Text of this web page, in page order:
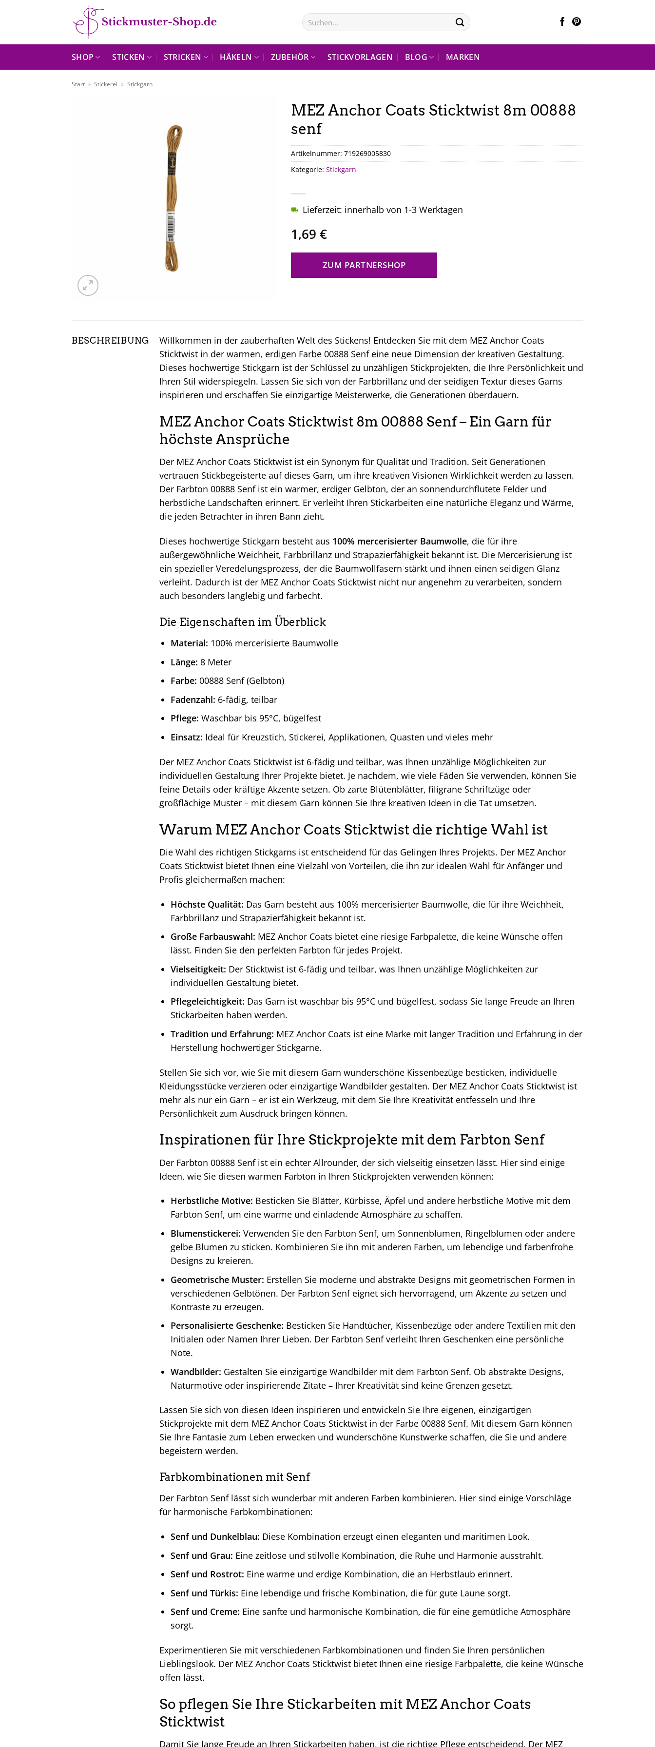
Suchen
nach:
SHOP STICKEN STRICKEN HÄKELN ZUBEHÖR STICKVORLAGEN BLOG MARKEN
Start » Stickerei » Stickgarn
MEZ Anchor Coats Sticktwist 8m 00888
senf
1,69 €
Lieferzeit: innerhalb von 1-3 Werktagen
ZUM PARTNERSHOP
Artikelnummer: 719269005830
Kategorie: Stickgarn
BESCHREIBUNG
Willkommen in der zauberhaften Welt des Stickens! Entdecken Sie mit dem MEZ Anchor Coats
Sticktwist in der warmen, erdigen Farbe 00888 Senf eine neue Dimension der kreativen Gestaltung.
Dieses hochwertige Stickgarn ist der Schlüssel zu unzähligen Stickprojekten, die Ihre Persönlichkeit und
Ihren Stil widerspiegeln. Lassen Sie sich von der Farbbrillanz und der seidigen Textur dieses Garns
inspirieren und erschaffen Sie einzigartige Meisterwerke, die Generationen überdauern.
MEZ Anchor Coats Sticktwist 8m 00888 Senf – Ein Garn für
höchste Ansprüche
Der MEZ Anchor Coats Sticktwist ist ein Synonym für Qualität und Tradition. Seit Generationen
vertrauen Stickbegeisterte auf dieses Garn, um ihre kreativen Visionen Wirklichkeit werden zu lassen.
Der Farbton 00888 Senf ist ein warmer, erdiger Gelbton, der an sonnendurchflutete Felder und
herbstliche Landschaften erinnert. Er verleiht Ihren Stickarbeiten eine natürliche Eleganz und Wärme,
die jeden Betrachter in ihren Bann zieht.
Dieses hochwertige Stickgarn besteht aus 100% mercerisierter Baumwolle, die für ihre
außergewöhnliche Weichheit, Farbbrillanz und Strapazierfähigkeit bekannt ist. Die Mercerisierung ist
ein spezieller Veredelungsprozess, der die Baumwollfasern stärkt und ihnen einen seidigen Glanz
verleiht. Dadurch ist der MEZ Anchor Coats Sticktwist nicht nur angenehm zu verarbeiten, sondern
auch besonders langlebig und farbecht.
Die Eigenschaften im Überblick
Material: 100% mercerisierte Baumwolle
Länge: 8 Meter
Farbe: 00888 Senf (Gelbton)
Fadenzahl: 6-fädig, teilbar
Pflege: Waschbar bis 95°C, bügelfest
Einsatz: Ideal für Kreuzstich, Stickerei, Applikationen, Quasten und vieles mehr
Der MEZ Anchor Coats Sticktwist ist 6-fädig und teilbar, was Ihnen unzählige Möglichkeiten zur
individuellen Gestaltung Ihrer Projekte bietet. Je nachdem, wie viele Fäden Sie verwenden, können Sie
feine Details oder kräftige Akzente setzen. Ob zarte Blütenblätter, filigrane Schriftzüge oder
großflächige Muster – mit diesem Garn können Sie Ihre kreativen Ideen in die Tat umsetzen.
Warum MEZ Anchor Coats Sticktwist die richtige Wahl ist
Die Wahl des richtigen Stickgarns ist entscheidend für das Gelingen Ihres Projekts. Der MEZ Anchor
Coats Sticktwist bietet Ihnen eine Vielzahl von Vorteilen, die ihn zur idealen Wahl für Anfänger und
Profis gleichermaßen machen:
Höchste Qualität: Das Garn besteht aus 100% mercerisierter Baumwolle, die für ihre Weichheit,
Farbbrillanz und Strapazierfähigkeit bekannt ist.
Große Farbauswahl: MEZ Anchor Coats bietet eine riesige Farbpalette, die keine Wünsche offen
lässt. Finden Sie den perfekten Farbton für jedes Projekt.
Vielseitigkeit: Der Sticktwist ist 6-fädig und teilbar, was Ihnen unzählige Möglichkeiten zur
individuellen Gestaltung bietet.
Pflegeleichtigkeit: Das Garn ist waschbar bis 95°C und bügelfest, sodass Sie lange Freude an Ihren
Stickarbeiten haben werden.
Tradition und Erfahrung: MEZ Anchor Coats ist eine Marke mit langer Tradition und Erfahrung in der
Herstellung hochwertiger Stickgarne.
Stellen Sie sich vor, wie Sie mit diesem Garn wunderschöne Kissenbezüge besticken, individuelle
Kleidungsstücke verzieren oder einzigartige Wandbilder gestalten. Der MEZ Anchor Coats Sticktwist ist
mehr als nur ein Garn – er ist ein Werkzeug, mit dem Sie Ihre Kreativität entfesseln und Ihre
Persönlichkeit zum Ausdruck bringen können.
Inspirationen für Ihre Stickprojekte mit dem Farbton Senf
Der Farbton 00888 Senf ist ein echter Allrounder, der sich vielseitig einsetzen lässt. Hier sind einige
Ideen, wie Sie diesen warmen Farbton in Ihren Stickprojekten verwenden können:
Herbstliche Motive: Besticken Sie Blätter, Kürbisse, Äpfel und andere herbstliche Motive mit dem
Farbton Senf, um eine warme und einladende Atmosphäre zu schaffen.
Blumenstickerei: Verwenden Sie den Farbton Senf, um Sonnenblumen, Ringelblumen oder andere
gelbe Blumen zu sticken. Kombinieren Sie ihn mit anderen Farben, um lebendige und farbenfrohe
Designs zu kreieren.
Geometrische Muster: Erstellen Sie moderne und abstrakte Designs mit geometrischen Formen in
verschiedenen Gelbtönen. Der Farbton Senf eignet sich hervorragend, um Akzente zu setzen und
Kontraste zu erzeugen.
Personalisierte Geschenke: Besticken Sie Handtücher, Kissenbezüge oder andere Textilien mit den
Initialen oder Namen Ihrer Lieben. Der Farbton Senf verleiht Ihren Geschenken eine persönliche
Note.
Wandbilder: Gestalten Sie einzigartige Wandbilder mit dem Farbton Senf. Ob abstrakte Designs,
Naturmotive oder inspirierende Zitate – Ihrer Kreativität sind keine Grenzen gesetzt.
Lassen Sie sich von diesen Ideen inspirieren und entwickeln Sie Ihre eigenen, einzigartigen
Stickprojekte mit dem MEZ Anchor Coats Sticktwist in der Farbe 00888 Senf. Mit diesem Garn können
Sie Ihre Fantasie zum Leben erwecken und wunderschöne Kunstwerke schaffen, die Sie und andere
begeistern werden.
Farbkombinationen mit Senf
Der Farbton Senf lässt sich wunderbar mit anderen Farben kombinieren. Hier sind einige Vorschläge
für harmonische Farbkombinationen:
Senf und Dunkelblau: Diese Kombination erzeugt einen eleganten und maritimen Look.
Senf und Grau: Eine zeitlose und stilvolle Kombination, die Ruhe und Harmonie ausstrahlt.
Senf und Rostrot: Eine warme und erdige Kombination, die an Herbstlaub erinnert.
Senf und Türkis: Eine lebendige und frische Kombination, die für gute Laune sorgt.
Senf und Creme: Eine sanfte und harmonische Kombination, die für eine gemütliche Atmosphäre
sorgt.
Experimentieren Sie mit verschiedenen Farbkombinationen und finden Sie Ihren persönlichen
Lieblingslook. Der MEZ Anchor Coats Sticktwist bietet Ihnen eine riesige Farbpalette, die keine Wünsche
offen lässt.
So pflegen Sie Ihre Stickarbeiten mit MEZ Anchor Coats
Sticktwist
Damit Sie lange Freude an Ihren Stickarbeiten haben, ist die richtige Pflege entscheidend. Der MEZ